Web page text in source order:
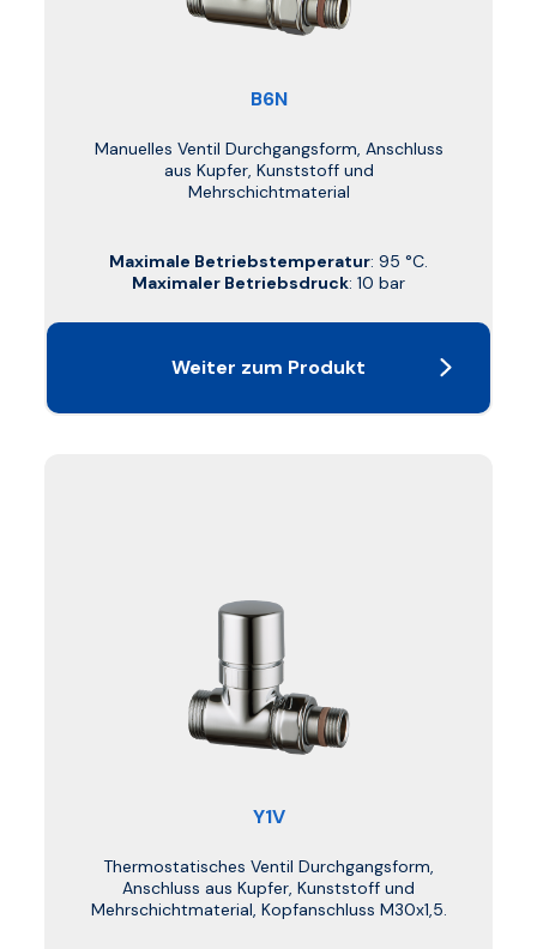
B6N
Manuelles Ventil Durchgangsform, Anschluss
aus Kupfer, Kunststoff und
Mehrschichtmaterial
Maximale Betriebstemperatur: 95 °C.
Maximaler Betriebsdruck: 10 bar
Weiter zum Produkt
Y1V
Thermostatisches Ventil Durchgangsform,
Anschluss aus Kupfer, Kunststoff und
Mehrschichtmaterial, Kopfanschluss M30x1,5.